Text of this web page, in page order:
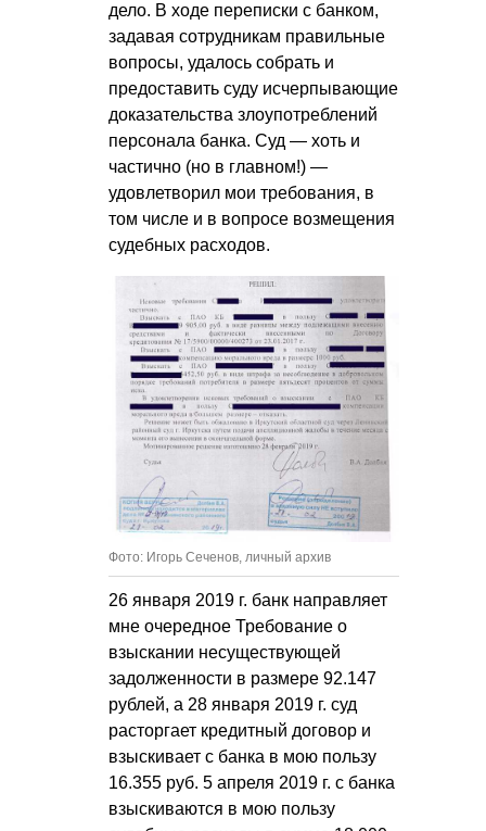
дело. В ходе переписки с банком,
задавая сотрудникам правильные
вопросы, удалось собрать и
предоставить суду исчерпывающие
доказательства злоупотреблений
персонала банка. Суд — хоть и
частично (но в главном!) —
удовлетворил мои требования, в
том числе и в вопросе возмещения
судебных расходов.
Фото: Игорь Сеченов, личный архив
26 января 2019 г. банк направляет
мне очередное Требование о
взыскании несуществующей
задолженности в размере 92.147
рублей, а 28 января 2019 г. суд
расторгает кредитный договор и
взыскивает с банка в мою пользу
16.355 руб. 5 апреля 2019 г. с банка
взыскиваются в мою пользу